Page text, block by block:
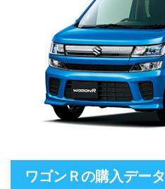
ワゴンＲの購入データ